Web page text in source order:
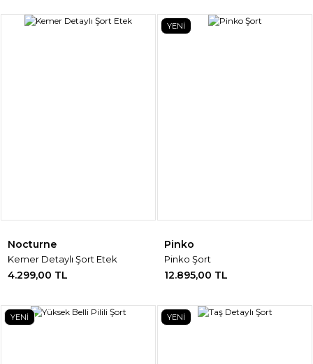
Nocturne
Kemer Detaylı Şort Etek
4.299,00 TL
YENİ
Pinko
Pinko Şort
12.895,00 TL
YENİ YENİ